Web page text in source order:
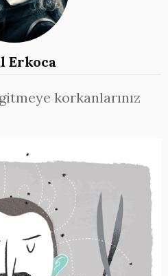
Erkoca
korkanlarınız